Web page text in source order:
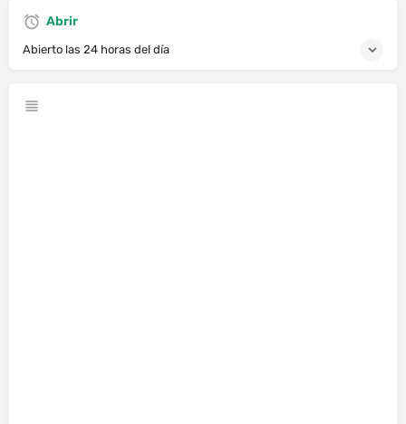
Abrir
Abierto las 24 horas del día